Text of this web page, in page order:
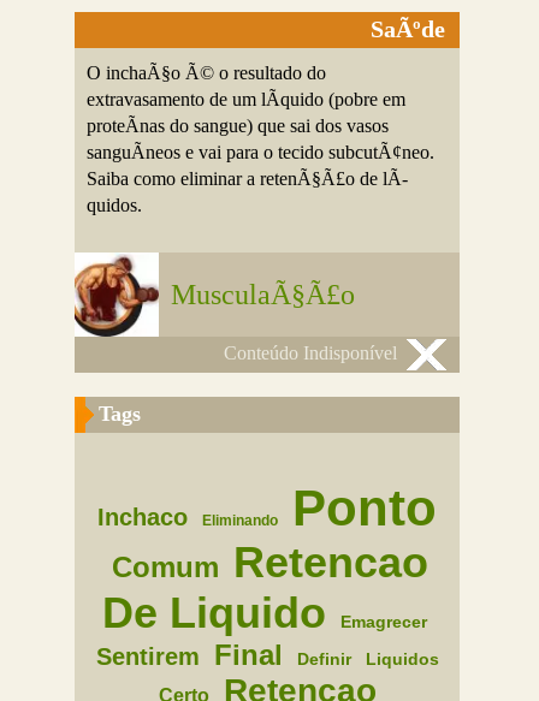
SaÃºde
O inchaÃ§o Ã© o resultado do
extravasamento de um lÃ­quido (pobre em
proteÃ­nas do sangue) que sai dos vasos
sanguÃ­neos e vai para o tecido subcutÃ¢neo.
Saiba como eliminar a retenÃ§Ã£o de lÃ­
quidos.
MusculaÃ§Ã£o
Conteúdo Indisponível
Tags
Inchaco Eliminando Ponto
Comum Retencao
De Liquido
Emagrecer
Sentirem Final Definir Liquidos
Certo Retencao